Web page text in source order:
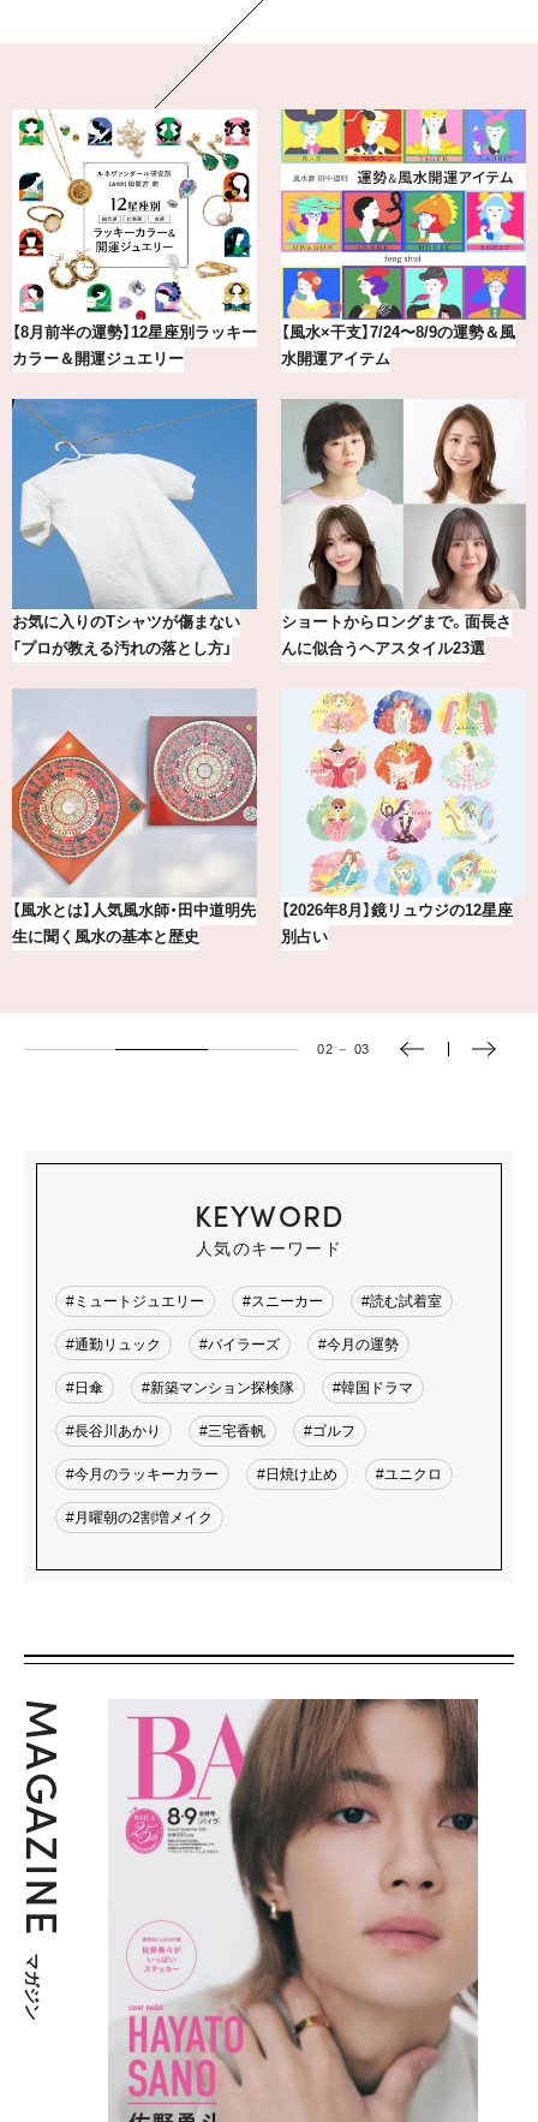
風
【涼しい通勤ワイドパンツ】“楽して
きちんとパンツ”が夏の味方
気分が上がる「フルラ」のアイ
アを「眼鏡市場」で探して。
【最新版】20代、30代読者が選んだ
理想の結婚指輪10選
20年の研究が生んだ、『
の圧倒的な艶力【エデ…
賢者たちに聞いてみた！ 嫉妬と上
手くつきあうコツとは？
冷凍宅配食【nosh-ナッシュ】
える、がんばる私の「がん…
02 － 03
KEYWORD
人気のキーワード
#ミュートジュエリー #スニーカー #読む試着室
#通勤リュック #バイラーズ #今月の運勢
#日傘 #新築マンション探検隊 #韓国ドラマ
#長谷川あかり #三宅香帆 #ゴルフ
#今月のラッキーカラー #日焼け止め #ユニクロ
#月曜朝の2割増メイク
MAGAZINE
マガジン